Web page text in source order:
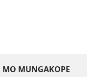
MO MUNGAKOPE